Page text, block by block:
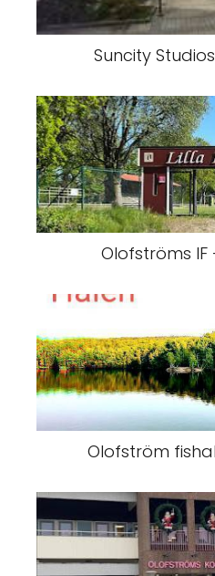
Suncity
Olofströms
Olofström